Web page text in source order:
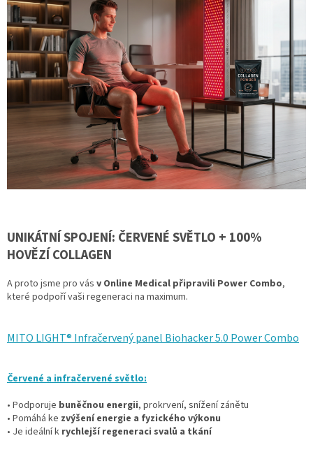
UNIKÁTNÍ SPOJENÍ: ČERVENÉ SVĚTLO + 100%
HOVĚZÍ COLLAGEN
A proto jsme pro vás v Online Medical připravili Power Combo,
které podpoří vaši regeneraci na maximum.
MITO LIGHT® Infračervený panel Biohacker 5.0 Power Combo
Červené a infračervené světlo:
• Podporuje buněčnou energii, prokrvení, snížení zánětu
• Pomáhá ke zvýšení energie a fyzického výkonu
• Je ideální k rychlejší regeneraci svalů a tkání